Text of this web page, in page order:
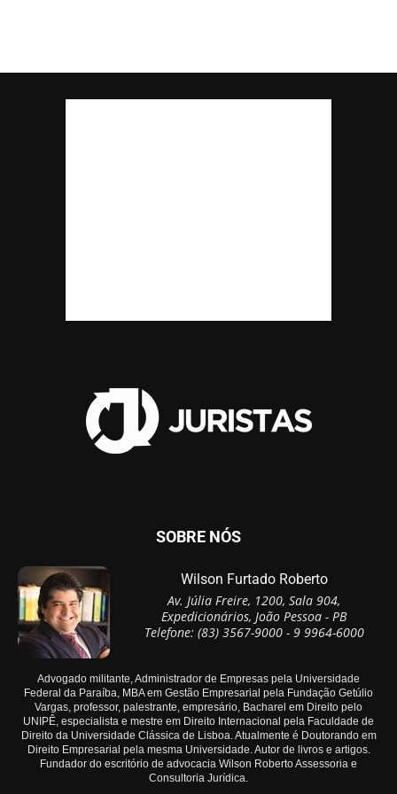
SOBRE NÓS
Wilson Furtado Roberto
Av. Júlia Freire, 1200, Sala 904,
Expedicionários, João Pessoa - PB
Telefone: (83) 3567-9000 - 9 9964-6000
Advogado militante, Administrador de Empresas pela Universidade
Federal da Paraíba, MBA em Gestão Empresarial pela Fundação Getúlio
Vargas, professor, palestrante, empresário, Bacharel em Direito pelo
UNIPÊ, especialista e mestre em Direito Internacional pela Faculdade de
Direito da Universidade Clássica de Lisboa. Atualmente é Doutorando em
Direito Empresarial pela mesma Universidade. Autor de livros e artigos.
Fundador do escritório de advocacia Wilson Roberto Assessoria e
Consultoria Jurídica.